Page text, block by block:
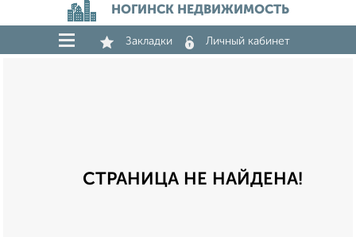
НОГИНСК НЕДВИЖИМОСТЬ
Закладки Личный кабинет
СТРАНИЦА НЕ НАЙДЕНА!